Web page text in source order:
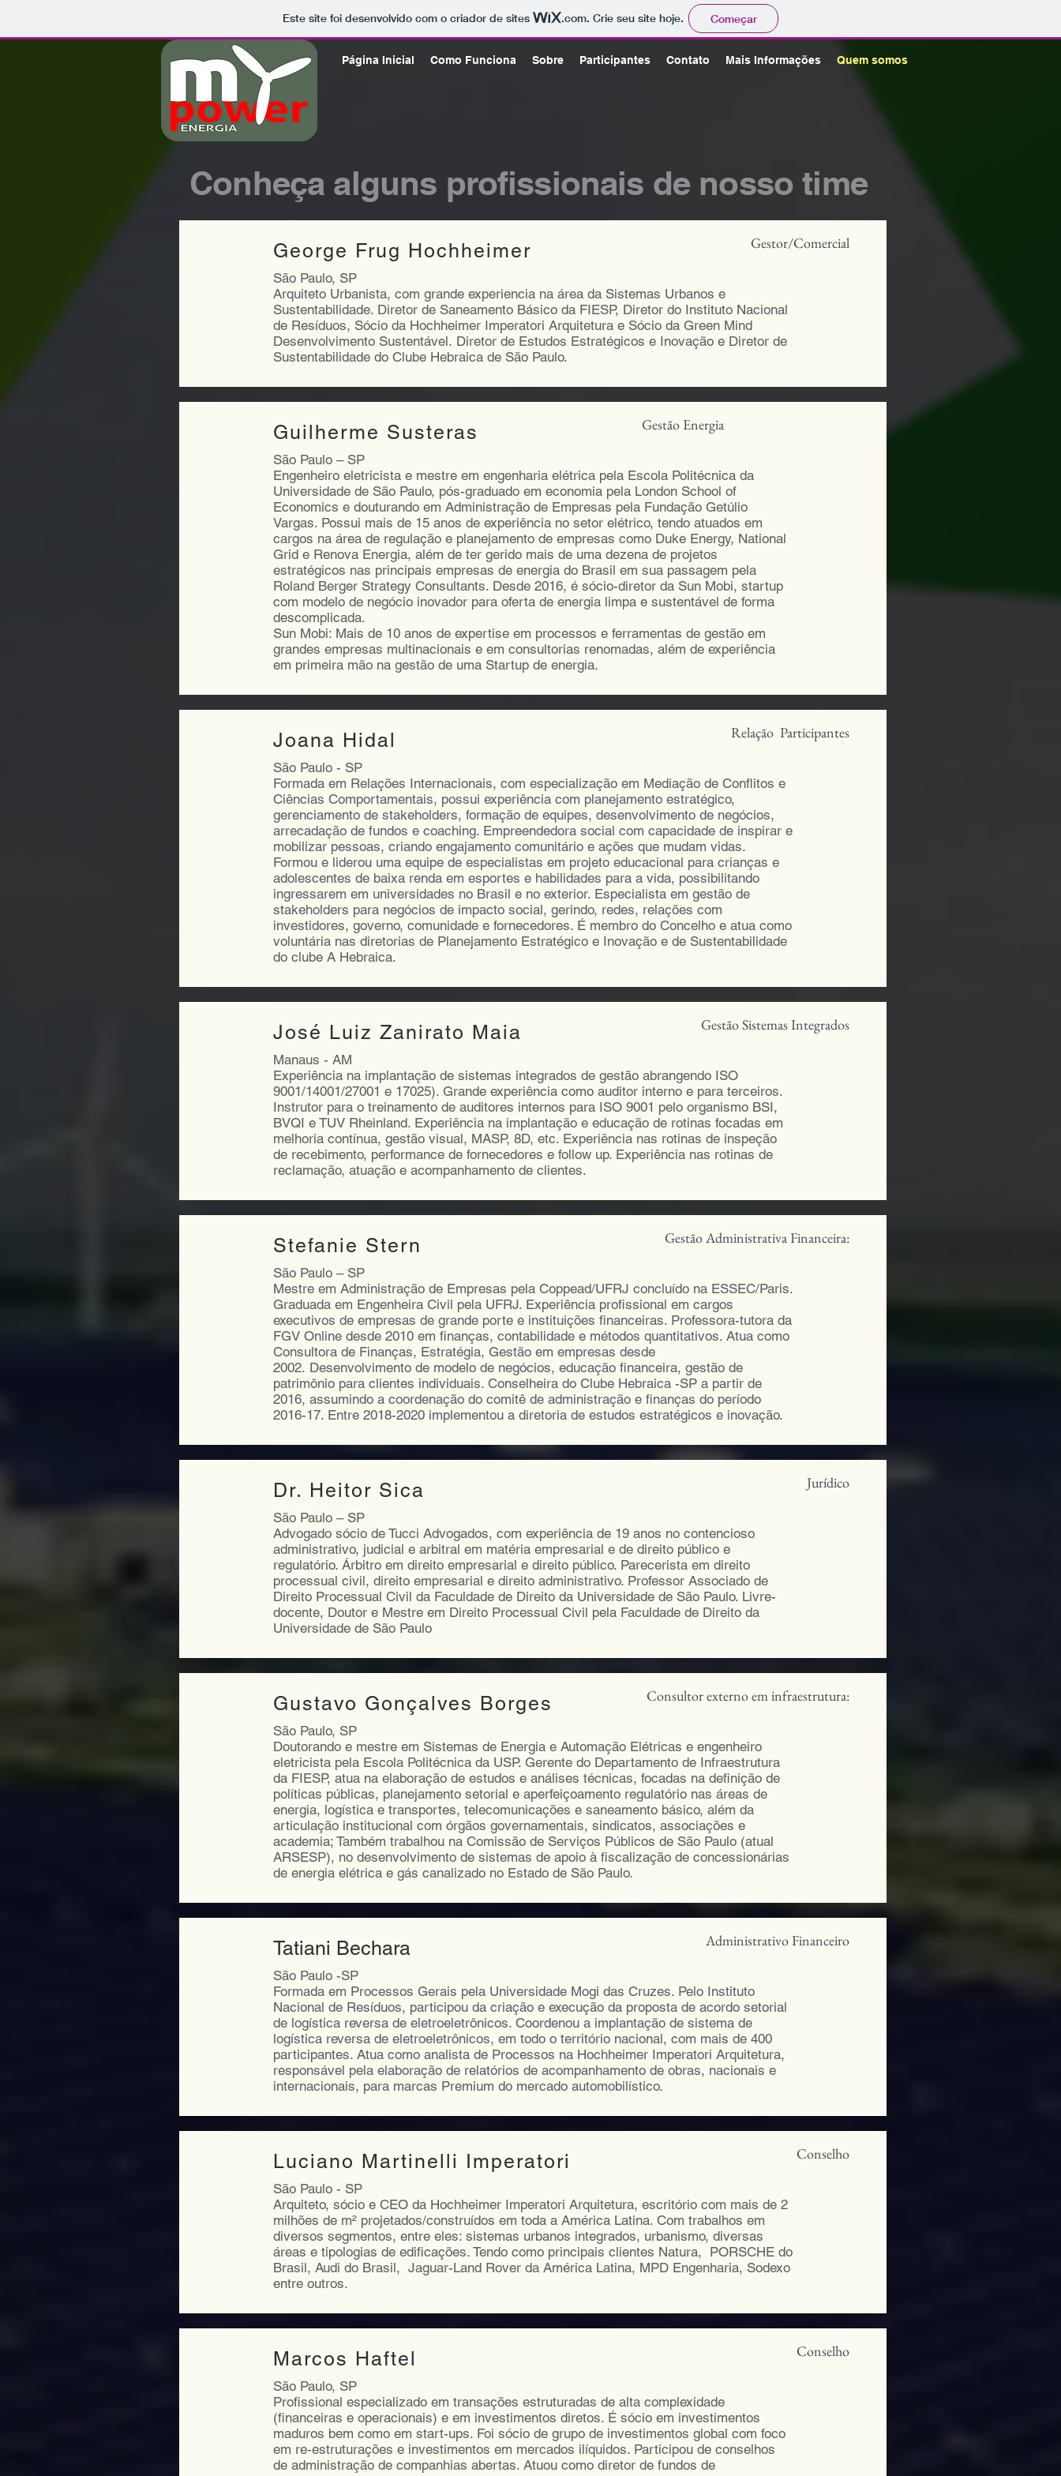
Este site foi desenvolvido com o criador de sites .com. Crie seu site hoje. Começar
Página Inicial Como Funciona Sobre Participantes Contato Mais Informações Quem somos
Conheça alguns profissionais de nosso time
George Frug Hochheimer Gestor/Comercial
São Paulo, SP
Arquiteto Urbanista, com grande experiencia na área da Sistemas Urbanos e
Sustentabilidade. Diretor de Saneamento Básico da FIESP, Diretor do Instituto Nacional
de Resíduos, Sócio da Hochheimer Imperatori Arquitetura e Sócio da Green Mind
Desenvolvimento Sustentável. Diretor de Estudos Estratégicos e Inovação e Diretor de
Sustentabilidade do Clube Hebraica de São Paulo.
Guilherme Susteras Gestão Energia
São Paulo – SP
Engenheiro eletricista e mestre em engenharia elétrica pela Escola Politécnica da
Universidade de São Paulo, pós-graduado em economia pela London School of
Economics e douturando em Administração de Empresas pela Fundação Getúlio
Vargas. Possui mais de 15 anos de experiência no setor elétrico, tendo atuados em
cargos na área de regulação e planejamento de empresas como Duke Energy, National
Grid e Renova Energia, além de ter gerido mais de uma dezena de projetos
estratégicos nas principais empresas de energia do Brasil em sua passagem pela
Roland Berger Strategy Consultants. Desde 2016, é sócio-diretor da Sun Mobi, startup
com modelo de negócio inovador para oferta de energia limpa e sustentável de forma
descomplicada.
Sun Mobi: Mais de 10 anos de expertise em processos e ferramentas de gestão em
grandes empresas multinacionais e em consultorias renomadas, além de experiência
em primeira mão na gestão de uma Startup de energia.
Joana Hidal Relação Participantes
São Paulo - SP
Formada em Relações Internacionais, com especialização em Mediação de Conflitos e
Ciências Comportamentais, possui experiência com planejamento estratégico,
gerenciamento de stakeholders, formação de equipes, desenvolvimento de negócios,
arrecadação de fundos e coaching. Empreendedora social com capacidade de inspirar e
mobilizar pessoas, criando engajamento comunitário e ações que mudam vidas.
Formou e liderou uma equipe de especialistas em projeto educacional para crianças e
adolescentes de baixa renda em esportes e habilidades para a vida, possibilitando
ingressarem em universidades no Brasil e no exterior. Especialista em gestão de
stakeholders para negócios de impacto social, gerindo, redes, relações com
investidores, governo, comunidade e fornecedores. É membro do Concelho e atua como
voluntária nas diretorias de Planejamento Estratégico e Inovação e de Sustentabilidade
do clube A Hebraica.
José Luiz Zanirato Maia Gestão Sistemas Integrados
Manaus - AM
Experiência na implantação de sistemas integrados de gestão abrangendo ISO
9001/14001/27001 e 17025). Grande experiência como auditor interno e para terceiros.
Instrutor para o treinamento de auditores internos para ISO 9001 pelo organismo BSI,
BVQI e TUV Rheinland. Experiência na implantação e educação de rotinas focadas em
melhoria contínua, gestão visual, MASP, 8D, etc. Experiência nas rotinas de inspeção
de recebimento, performance de fornecedores e follow up. Experiência nas rotinas de
reclamação, atuação e acompanhamento de clientes.
Stefanie Stern Gestão Administrativa Financeira:
São Paulo – SP
Mestre em Administração de Empresas pela Coppead/UFRJ concluído na ESSEC/Paris.
Graduada em Engenheira Civil pela UFRJ. Experiência profissional em cargos
executivos de empresas de grande porte e instituições financeiras. Professora-tutora da
FGV Online desde 2010 em finanças, contabilidade e métodos quantitativos. Atua como
Consultora de Finanças, Estratégia, Gestão em empresas desde
2002. Desenvolvimento de modelo de negócios, educação financeira, gestão de
patrimônio para clientes individuais. Conselheira do Clube Hebraica -SP a partir de
2016, assumindo a coordenação do comitê de administração e finanças do período
2016-17. Entre 2018-2020 implementou a diretoria de estudos estratégicos e inovação.
Dr. Heitor Sica Jurídico
São Paulo – SP
Advogado sócio de Tucci Advogados, com experiência de 19 anos no contencioso
administrativo, judicial e arbitral em matéria empresarial e de direito público e
regulatório. Árbitro em direito empresarial e direito público. Parecerista em direito
processual civil, direito empresarial e direito administrativo. Professor Associado de
Direito Processual Civil da Faculdade de Direito da Universidade de São Paulo. Livre-
docente, Doutor e Mestre em Direito Processual Civil pela Faculdade de Direito da
Universidade de São Paulo
Gustavo Gonçalves Borges Consultor externo em infraestrutura:
São Paulo, SP
Doutorando e mestre em Sistemas de Energia e Automação Elétricas e engenheiro
eletricista pela Escola Politécnica da USP. Gerente do Departamento de Infraestrutura
da FIESP, atua na elaboração de estudos e análises técnicas, focadas na definição de
políticas públicas, planejamento setorial e aperfeiçoamento regulatório nas áreas de
energia, logística e transportes, telecomunicações e saneamento básico, além da
articulação institucional com órgãos governamentais, sindicatos, associações e
academia; Também trabalhou na Comissão de Serviços Públicos de São Paulo (atual
ARSESP), no desenvolvimento de sistemas de apoio à fiscalização de concessionárias
de energia elétrica e gás canalizado no Estado de São Paulo.
Tatiani Bechara Administrativo Financeiro
São Paulo -SP
Formada em Processos Gerais pela Universidade Mogi das Cruzes. Pelo Instituto
Nacional de Resíduos, participou da criação e execução da proposta de acordo setorial
de logística reversa de eletroeletrônicos. Coordenou a implantação de sistema de
logística reversa de eletroeletrônicos, em todo o território nacional, com mais de 400
participantes. Atua como analista de Processos na Hochheimer Imperatori Arquitetura,
responsável pela elaboração de relatórios de acompanhamento de obras, nacionais e
internacionais, para marcas Premium do mercado automobilístico.
Luciano Martinelli Imperatori Conselho
São Paulo - SP
Arquiteto, sócio e CEO da Hochheimer Imperatori Arquitetura, escritório com mais de 2
milhões de m² projetados/construídos em toda a América Latina. Com trabalhos em
diversos segmentos, entre eles: sistemas urbanos integrados, urbanismo, diversas
áreas e tipologias de edificações. Tendo como principais clientes Natura, PORSCHE do
Brasil, Audi do Brasil, Jaguar-Land Rover da América Latina, MPD Engenharia, Sodexo
entre outros.
Marcos Haftel Conselho
São Paulo, SP
Profissional especializado em transações estruturadas de alta complexidade
(financeiras e operacionais) e em investimentos diretos. É sócio em investimentos
maduros bem como em start-ups. Foi sócio de grupo de investimentos global com foco
em re-estruturações e investimentos em mercados ilíquidos. Participou de conselhos
de administração de companhias abertas. Atuou como diretor de fundos de